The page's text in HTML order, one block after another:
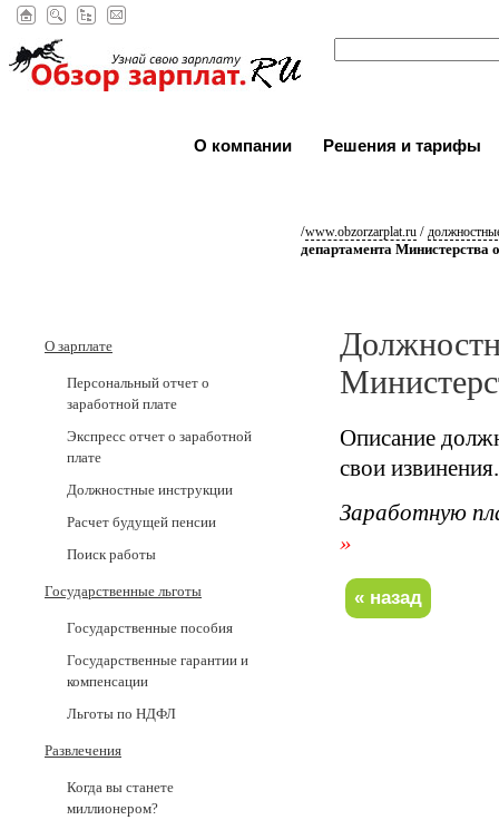
О компании Решения и тарифы
/www.obzorzarplat.ru /
департамента Министерства
О зарплате
Персональный отчет о
заработной плате
Экспресс отчет о заработной
плате
Должностные инструкции
Расчет будущей пенсии
Поиск работы
Государственные льготы
Государственные пособия
Государственные гарантии и
компенсации
Льготы по НДФЛ
Развлечения
Когда вы станете
миллионером?
Описание
свои извинения.
Заработную
»